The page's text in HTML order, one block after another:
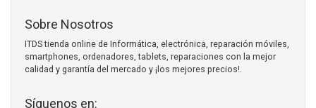
Sobre Nosotros
ITDS tienda online de Informática, electrónica, reparación móviles,
smartphones, ordenadores, tablets, reparaciones con la mejor
calidad y garantía del mercado y ¡los mejores precios!.
Síguenos en: